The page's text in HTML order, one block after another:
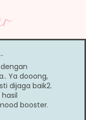
Ya dooong,
dijaga baik2.
booster.